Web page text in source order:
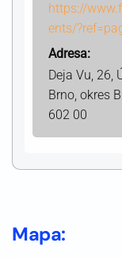
https://
ents/
Adresa:
Deja Vu, 26,
Brno, okres
602 00
Mapa: